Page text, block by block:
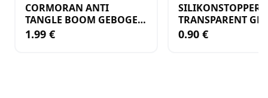
CORMORAN ANTI
TANGLE BOOM GEBOGEN
12CM M.WIRBEL(PLASTIK)
1.99 €
SILIKONSTOPPER
TRANSPARENT
KLEIN
0.90 €